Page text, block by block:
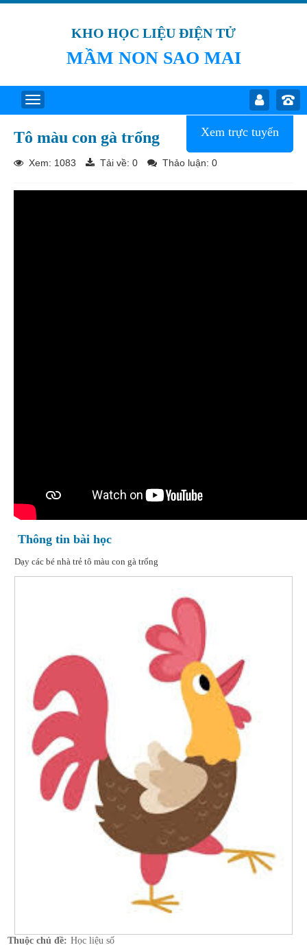
KHO HỌC LIỆU ĐIỆN TỬ
MẦM NON SAO MAI
Xem trực tuyến
Tô màu con gà trống
Xem: 1083 Tải về: 0 Thảo luận: 0
Thông tin bài học
Dạy các bé nhà trẻ tô màu con gà trống
Thuộc chủ đề: Học liệu số